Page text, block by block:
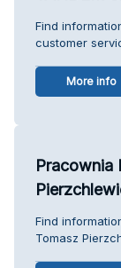
Find
customer
More info
Pracownia
Find
Tomasz